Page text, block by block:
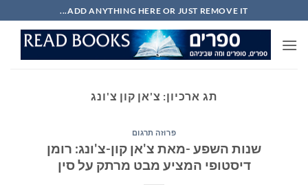
to
content
ADD ANYTHING HERE OR JUST REMOVE IT...
תג ארכיון: צ'אן קון צ'ונג
פרוזה תרגום
שנות השפע -מאת צ'אן קון-צ'ונג: רומן
דיסטופי המציע מבט מרתק על סין